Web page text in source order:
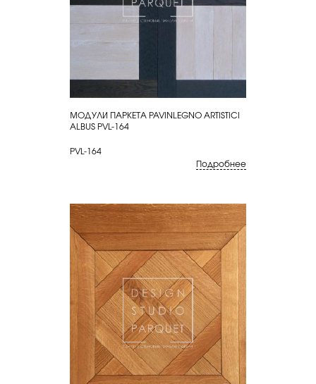
КУПИТЬ
МОДУЛИ ПАРКЕТА PAVINLEGNO ARTISTICI
ALBUS PVL-164
PVL-164
Подробнее